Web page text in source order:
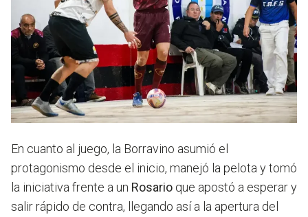
En cuanto al juego, la Borravino asumió el
protagonismo desde el inicio, manejó la pelota y tomó
la iniciativa frente a un Rosario que apostó a esperar y
salir rápido de contra, llegando así a la apertura del